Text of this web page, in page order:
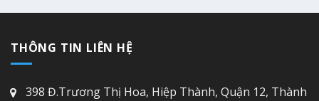
THÔNG TIN LIÊN HỆ
398 Đ.Trương Thị Hoa, Hiệp Thành, Quận 12, Thành